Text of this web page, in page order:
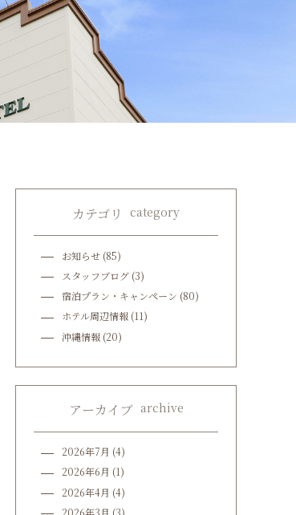
カテゴリ category
お知らせ (85)
スタッフブログ (3)
宿泊プラン・キャンペーン (80)
ホテル周辺情報 (11)
沖縄情報 (20)
アーカイブ archive
2026年7月 (4)
2026年6月 (1)
2026年4月 (4)
2026年3月 (3)